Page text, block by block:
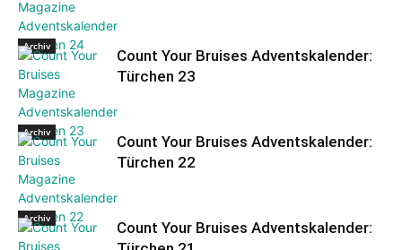
Archiv
Archiv
Count Your Bruises Adventskalender:
Türchen 23
Archiv
Count Your Bruises Adventskalender:
Türchen 22
Count Your Bruises Adventskalender: